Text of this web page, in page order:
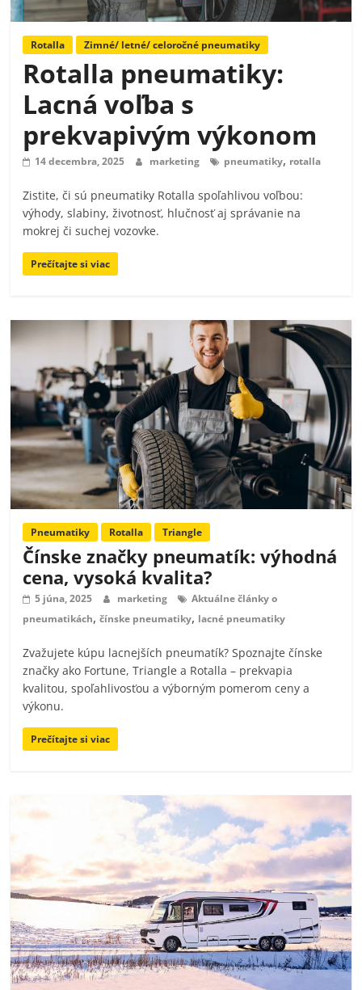
Rotalla Zimné/ letné/ celoročné pneumatiky
Rotalla pneumatiky:
Lacná voľba s
prekvapivým výkonom
14 decembra, 2025 marketing pneumatiky, rotalla
Zistite, či sú pneumatiky Rotalla spoľahlivou voľbou:
výhody, slabiny, životnosť, hlučnosť aj správanie na
mokrej či suchej vozovke.
Prečítajte si viac
Pneumatiky Rotalla Triangle
Čínske značky pneumatík: výhodná
cena, vysoká kvalita?
5 júna, 2025 marketing
Aktuálne články o
pneumatikách,čínske pneumatiky, lacné pneumatiky
Zvažujete kúpu lacnejších pneumatík? Spoznajte čínske
značky ako Fortune, Triangle a Rotalla – prekvapia
kvalitou, spoľahlivosťou a výborným pomerom ceny a
výkonu.
Prečítajte si viac